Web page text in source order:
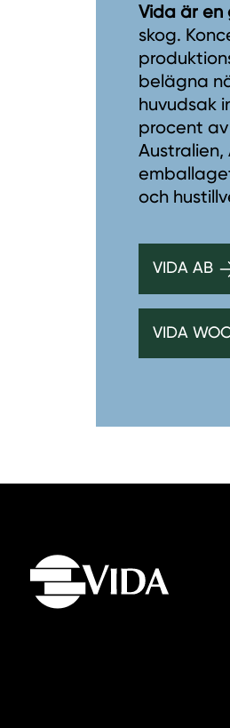
Vida är
skog.
belägna
huvudsak
procent
Australien,
och
VIDA AB
VIDA